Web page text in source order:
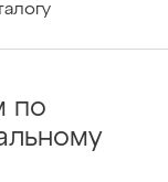
по